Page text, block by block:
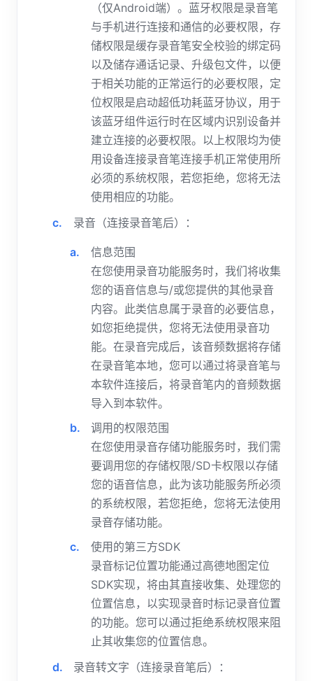
（仅Android端）。蓝牙权限是录音笔
与手机进行连接和通信的必要权限，存
储权限是缓存录音笔安全校验的绑定码
以及储存通话记录、升级包文件，以便
于相关功能的正常运行的必要权限，定
位权限是启动超低功耗蓝牙协议，用于
该蓝牙组件运行时在区域内识别设备并
建立连接的必要权限。以上权限均为使
用设备连接录音笔连接手机正常使用所
必须的系统权限，若您拒绝，您将无法
使用相应的功能。
录音（连接录音笔后）：
信息范围
在您使用录音功能服务时，我们将收集
您的语音信息与/或您提供的其他录音
内容。此类信息属于录音的必要信息，
如您拒绝提供，您将无法使用录音功
能。在录音完成后，该音频数据将存储
在录音笔本地，您可以通过将录音笔与
本软件连接后，将录音笔内的音频数据
导入到本软件。
调用的权限范围
在您使用录音存储功能服务时，我们需
要调用您的存储权限/SD卡权限以存储
您的语音信息，此为该功能服务所必须
的系统权限，若您拒绝，您将无法使用
录音存储功能。
使用的第三方SDK
录音标记位置功能通过高德地图定位
SDK实现，将由其直接收集、处理您的
位置信息，以实现录音时标记录音位置
的功能。您可以通过拒绝系统权限来阻
止其收集您的位置信息。
录音转文字（连接录音笔后）：